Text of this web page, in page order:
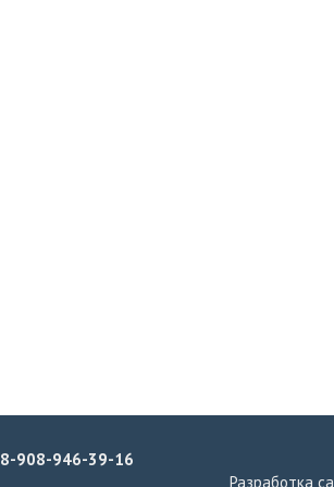
908-946-39-16
Разработка